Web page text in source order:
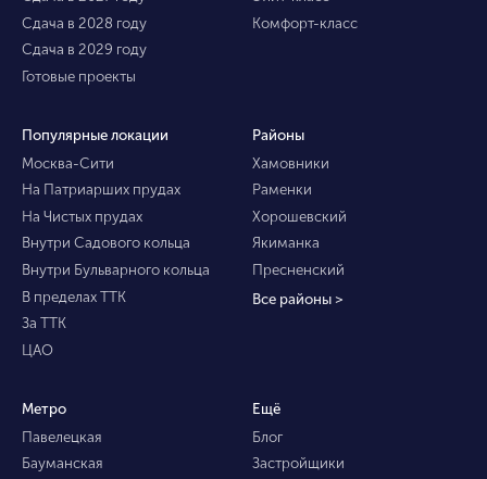
Сдача в 2028 году
Сдача в 2029 году
Готовые проекты
Комфорт-класс
Популярные локации
Москва-Сити
На Патриарших прудах
На Чистых прудах
Внутри Садового кольца
Внутри Бульварного кольца
В пределах ТТК
За ТТК
ЦАО
Районы
Хамовники
Раменки
Хорошевский
Якиманка
Пресненский
Все районы >
Метро
Павелецкая
Бауманская
Ещё
Блог
Застройщики